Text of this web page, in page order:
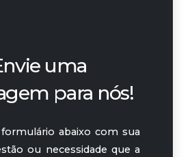
uma
para nós!
abaixo com sua
ou necessidade que a